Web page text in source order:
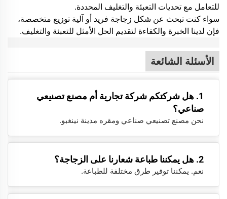
للتعامل مع تحديات التعبئة والتغليف المحددة.
سواء كنت تبحث عن شكل زجاجة فريد أو آلية توزيع متخصصة،
فإن لدينا الخبرة والكفاءة لتقديم الحل الأمثل للتعبئة والتغليف.
الأسئلة الشائعة
1. هل شركتكم شركة تجارية أم مصنع تصنيعي
صناعي؟
نحن مصنع تصنيعي صناعي ومقره مدينة نينغبو.
2. هل يمكننا طباعة شعارنا على الزجاجة؟
نعم. يمكننا توفير طرق مختلفة للطباعة.